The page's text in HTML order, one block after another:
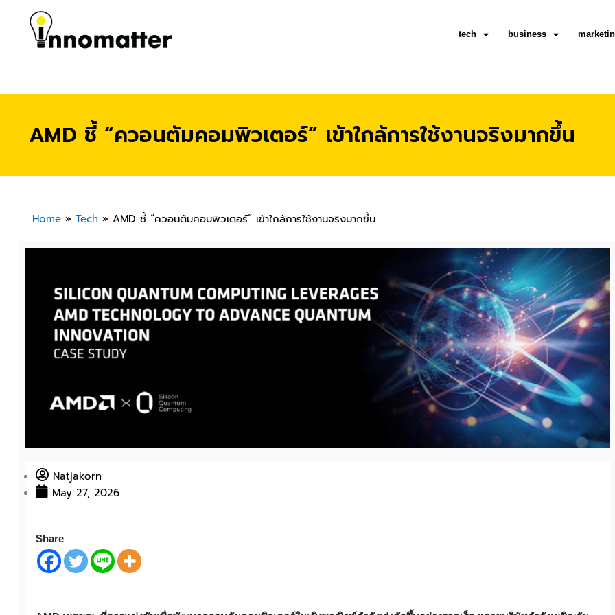
tech business
AMD ชี้ “ควอนตัมคอมพิวเตอร์” เข้าใกล้การใช้งานจริงมากขึ้น
Home» Tech» AMD ชี้ “ควอนตัมคอมพิวเตอร์” เข้าใกล้การใช้งานจริงมากขึ้น
Natjakorn
May 27, 2026
Share